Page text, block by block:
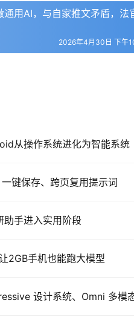
用AI，与自家推文矛盾，法
2026年4月30日 下午
从操作系统进化为智能系统
键保存、跨页复用提示词
手进入实用阶段
2GB手机也能跑大模型